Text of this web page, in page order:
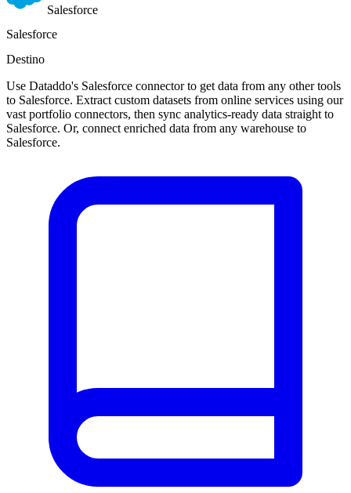
Salesforce
Salesforce
Destino
Use Dataddo's Salesforce connector to get data from any other tools
to Salesforce. Extract custom datasets from online services using our
vast portfolio connectors, then sync analytics-ready data straight to
Salesforce. Or, connect enriched data from any warehouse to
Salesforce.